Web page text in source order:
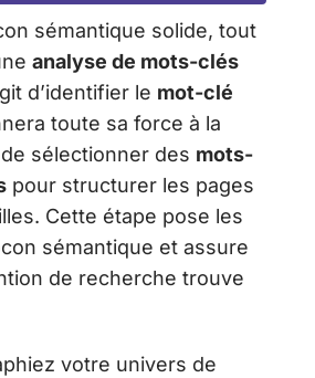
sémantique solide, tout
analyse de mots-clés
d’identifier le mot-clé
toute sa force à la
sélectionner des mots-
pour structurer les pages
Cette étape pose les
sémantique et assure
de recherche trouve
votre univers de